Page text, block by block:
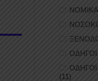
ΝΟΜΙΚΑ
ΟΔΗΓΟΙ
ΟΔΗΓΟΙ
(11)